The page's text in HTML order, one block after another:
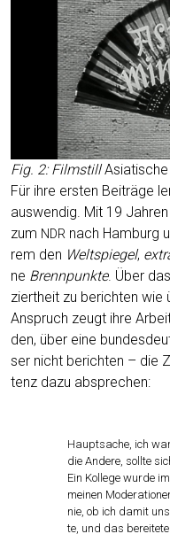
Fig. 2: Film­still
Für ihre ers­ten Bei­trä­ge
aus­wen­dig. Mit 19
zum NDR nach Ham­burg
rem den Welt­spie­gel,
ne Brenn­punk­te. Über
ziert­heit zu berich­ten wie
Anspruch zeugt ihre
den, über eine
ser nicht berich­ten – die
tenz dazu absprechen:
Haupt­sa­che, ich
die Ande­re, soll­te
Ein Kol­le­ge wur­de
mei­nen
nie, ob ich damit
te, und das